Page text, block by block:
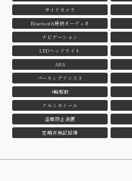
サイドカメラ
Bluetooth接続オーディオ
ナビゲーション
LEDヘッドライト
ABS
パーキングアシスト
4輪駆動
アルミホイール
盗難防止装置
定期点検記録簿